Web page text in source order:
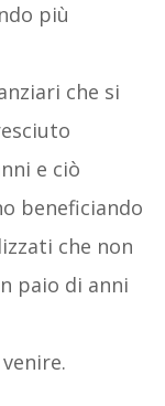
più
che si
e ciò
beneficiando
che non
paio di anni